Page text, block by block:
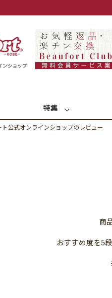
ンショップ
特集
ト公式オンラインショップのレビュー
商
おすすめ度を5